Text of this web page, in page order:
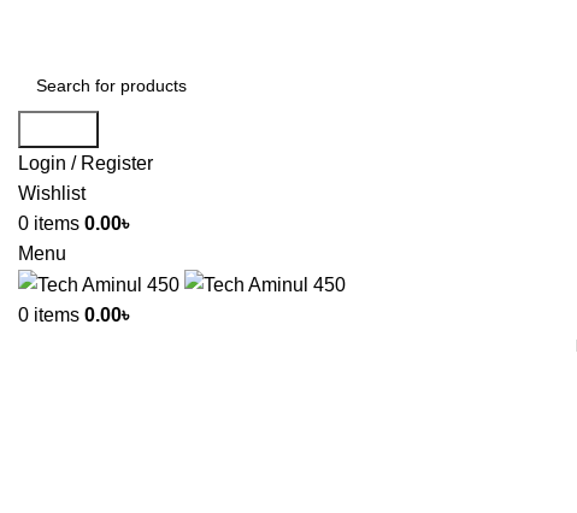
Login / Register
Wishlist
0 items 0.00৳
Menu
0 items 0.00৳